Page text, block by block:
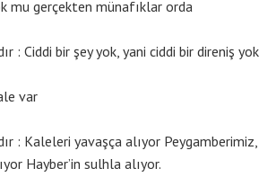
mu gerçekten münafıklar orda
: Ciddi bir şey yok, yani ciddi bir direniş yok
var
: Kaleleri yavaşça alıyor Peygamberimiz,
Hayber’in sulhla alıyor.